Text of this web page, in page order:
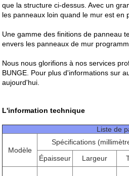
que la structure ci-dessus. Avec un
les panneaux loin quand le mur est en
Une gamme des finitions de panneau
envers les panneaux de mur
Nous nous glorifions à nos services
BUNGE. Pour plus d'informations sur
aujourd'hui.
L'information technique
Liste de
Modèle
Spécifications
Épaisseur Largeur